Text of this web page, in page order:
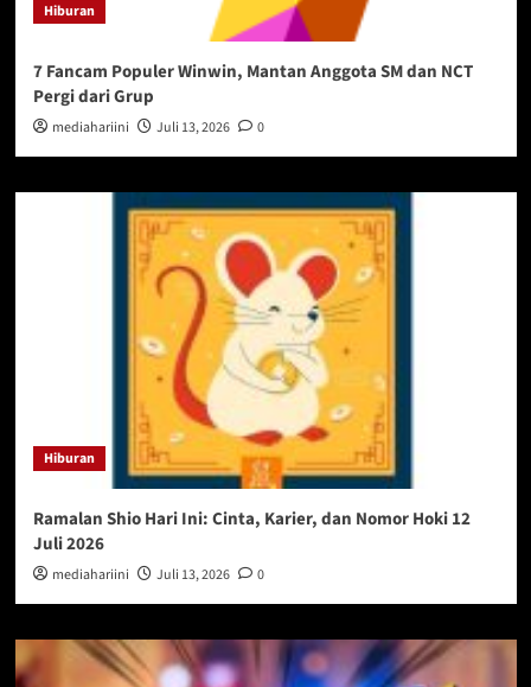
Hiburan
7 Fancam Populer Winwin, Mantan Anggota SM dan NCT
Pergi dari Grup
mediahariini Juli 13, 2026 0
Hiburan
Ramalan Shio Hari Ini: Cinta, Karier, dan Nomor Hoki 12
Juli 2026
mediahariini Juli 13, 2026 0